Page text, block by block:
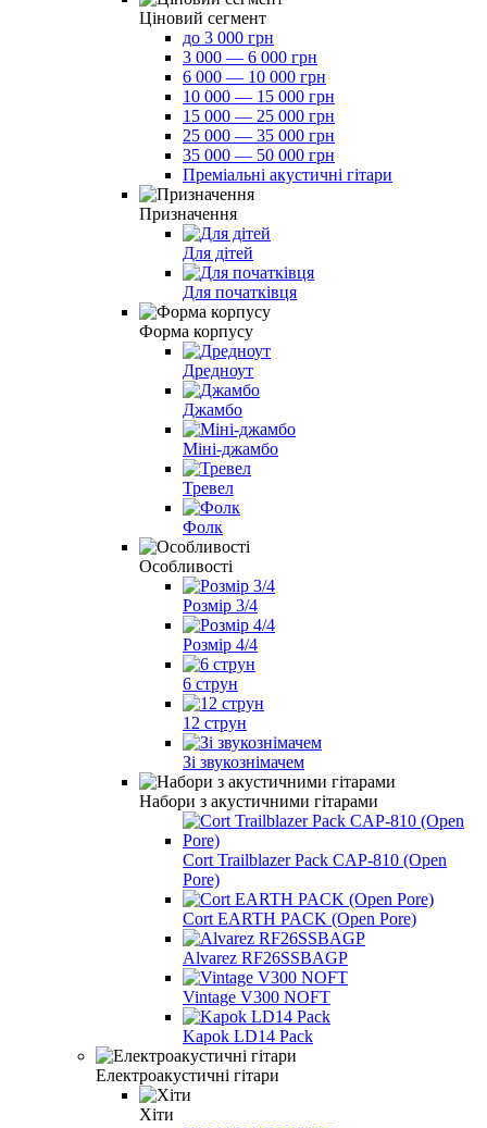
Ціновий сегмент
до 3 000 грн
3 000 — 6 000 грн
6 000 — 10 000 грн
10 000 — 15 000 грн
15 000 — 25 000 грн
25 000 — 35 000 грн
35 000 — 50 000 грн
Преміальні акустичні гітари
Призначення
Для дітей
Для початківця
Форма корпусу
Дредноут
Джамбо
Міні-джамбо
Тревел
Фолк
Особливості
Розмір 3/4
Розмір 4/4
6 струн
12 струн
Зі звукознімачем
Набори з акустичними гітарами
Cort Trailblazer Pack CAP-810 (Open
Pore)
Cort EARTH PACK (Open Pore)
Alvarez RF26SSBAGP
Vintage V300 NOFT
Kapok LD14 Pack
Електроакустичні гітари
Хіти